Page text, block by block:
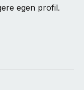
egen profil.